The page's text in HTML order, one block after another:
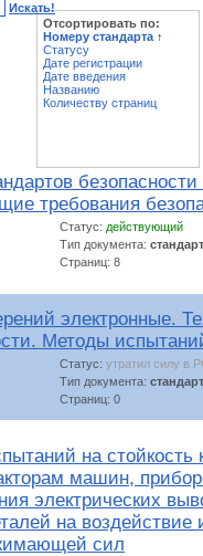
Искать!
Отсортировать по:
Номеру стандарта ↑
Статусу
Дате регистрации
Дате введения
Названию
Количеству страниц
требования
Статус: действующий
Тип документа: стандарт
Страниц: 8
электронные.
Методы
Статус: утратил силу в
Тип документа: стандарт
Страниц: 0
на стойкость
машин,
электрических
на воздействие
сил